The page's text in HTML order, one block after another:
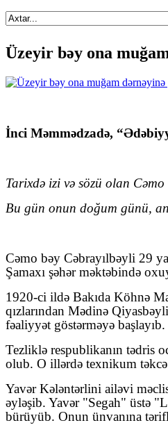
Üzeyir bəy ona
İnci Məmmədzadə,
Tarixdə izi və sözü olan
Bu gün onun doğum günü,
Cəmo bəy Cəbrayılbəyli 29
Şamaxı şəhər məktəbində
1920-ci ildə Bakıda Köhnə
qızlarından Mədinə
fəaliyyət göstərməyə başlayıb.
Tezliklə respublikanın tədris
olub. O illərdə texnikum təkcə
Yavər Kələntərlini ailəvi
əyləşib. Yavər "Segah" üstə
bürüyüb. Onun ünvanına